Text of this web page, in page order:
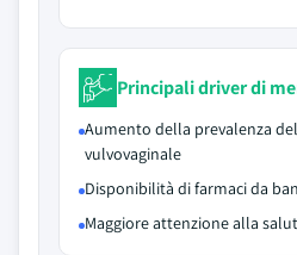
Principali driver di
Aumento della prevalenza
vulvovaginale
Disponibilità di farmaci da
Maggiore attenzione alla